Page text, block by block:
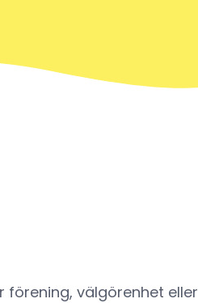
välgörenhet eller